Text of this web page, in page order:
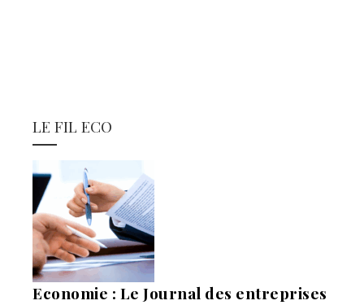
LE FIL ECO
Economie : Le Journal des entreprises